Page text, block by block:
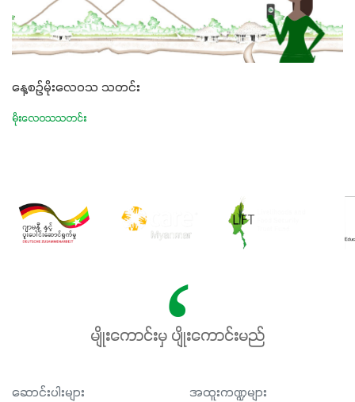
နေ့စဉ်မိုးလေဝသ သတင်း
မိုးလေဝသသတင်း
မျိုးကောင်းမှ ပျိုးကောင်းမည်
ဆောင်းပါးများ အထူးကဏ္ဍများ